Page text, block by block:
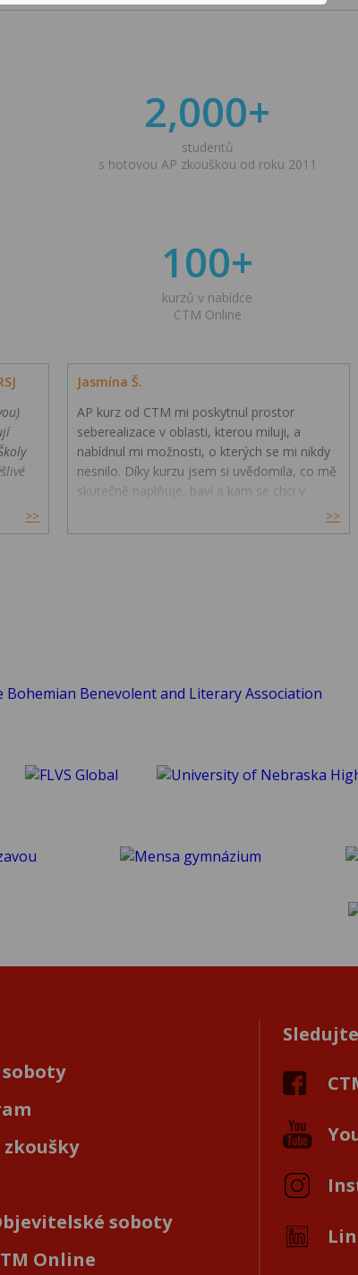
2,000+
studentů
s hotovou AP zkouškou od roku 2011
100+
kurzů v nabídce
CTM Online
>>
Jasmína Š.
AP kurz od CTM mi poskytnul prostor
seberealizace v oblasti, kterou miluji, a
nabídnul mi možnosti, o kterých se mi nikdy
nesnilo. Díky kurzu jsem si uvědomila, co mě
skutečně naplňuje, baví a kam se chci v
koníčcích.
>>
soboty
Online